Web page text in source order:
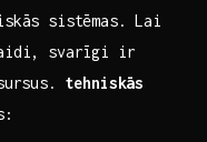
sistēmas. Lai
svarīgi ir
tehniskās